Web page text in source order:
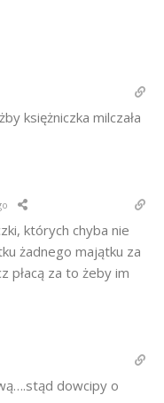
księżniczka milczała
których chyba nie
żadnego majątku za
płacą za to żeby im
dowcipy o